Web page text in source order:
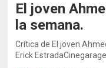
El joven
la semana.
Crítica de El joven
Erick